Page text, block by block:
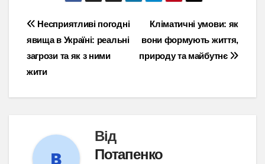
Навігація
записів
Кліматичні умови: як
вони формують життя,
природу та майбутнє
Несприятливі погодні
явища в Україні: реальні
загрози та як з ними
жити
Від
Потапенко